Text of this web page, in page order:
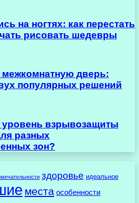
на ногтях: как перестать
рисовать шедевры
дверь:
популярных решений
уровень взрывозащиты
разных
зон?
здоровье идеальное
места особенности